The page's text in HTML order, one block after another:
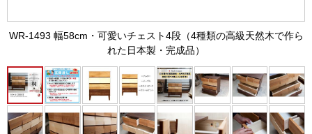
WR-1493 幅58cm・可愛いチェスト4段（4種類の高級天然木で作ら
れた日本製・完成品）